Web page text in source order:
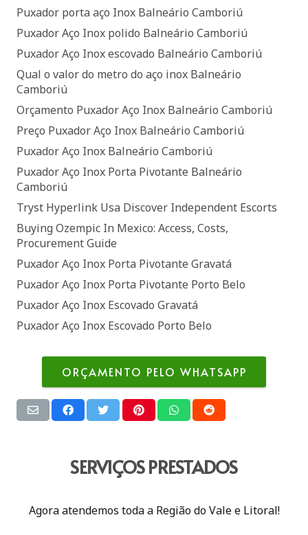
Puxador porta aço Inox Balneário Camboriú
Puxador Aço Inox polido Balneário Camboriú
Puxador Aço Inox escovado Balneário Camboriú
Qual o valor do metro do aço inox Balneário
Camboriú
Orçamento Puxador Aço Inox Balneário Camboriú
Preço Puxador Aço Inox Balneário Camboriú
Puxador Aço Inox Balneário Camboriú
Puxador Aço Inox Porta Pivotante Balneário
Camboriú
Tryst Hyperlink Usa Discover Independent Escorts
Buying Ozempic In Mexico: Access, Costs,
Procurement Guide
Puxador Aço Inox Porta Pivotante Gravatá
Puxador Aço Inox Porta Pivotante Porto Belo
Puxador Aço Inox Escovado Gravatá
Puxador Aço Inox Escovado Porto Belo
ORÇAMENTO PELO WHATSAPP
SERVIÇOS PRESTADOS
Agora atendemos toda a Região do Vale e Litoral!